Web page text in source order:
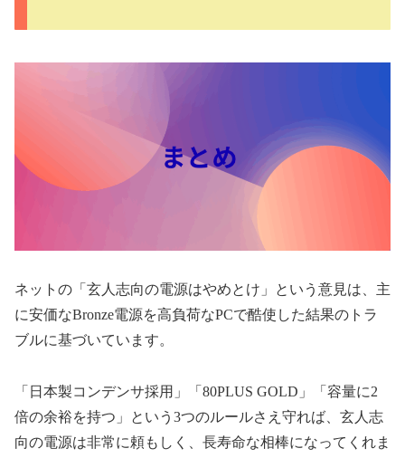
ネットの「玄人志向の電源はやめとけ」という意見は、主
に安価なBronze電源を高負荷なPCで酷使した結果のトラ
ブルに基づいています。
「日本製コンデンサ採用」「80PLUS GOLD」「容量に2
倍の余裕を持つ」という3つのルールさえ守れば、玄人志
向の電源は非常に頼もしく、長寿命な相棒になってくれま